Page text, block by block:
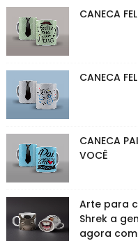
CANECA
CANECA
CANECA
VOCÊ
Arte para
Shrek a
agora